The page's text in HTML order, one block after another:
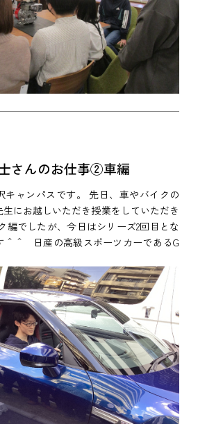
さんのお仕事②車編
キャンパスです。 先日、車やバイクの
にお越しいただき授業をしていただき
編でしたが、今日はシリーズ2回目とな
＾＾ 日産の高級スポーツカーであるG